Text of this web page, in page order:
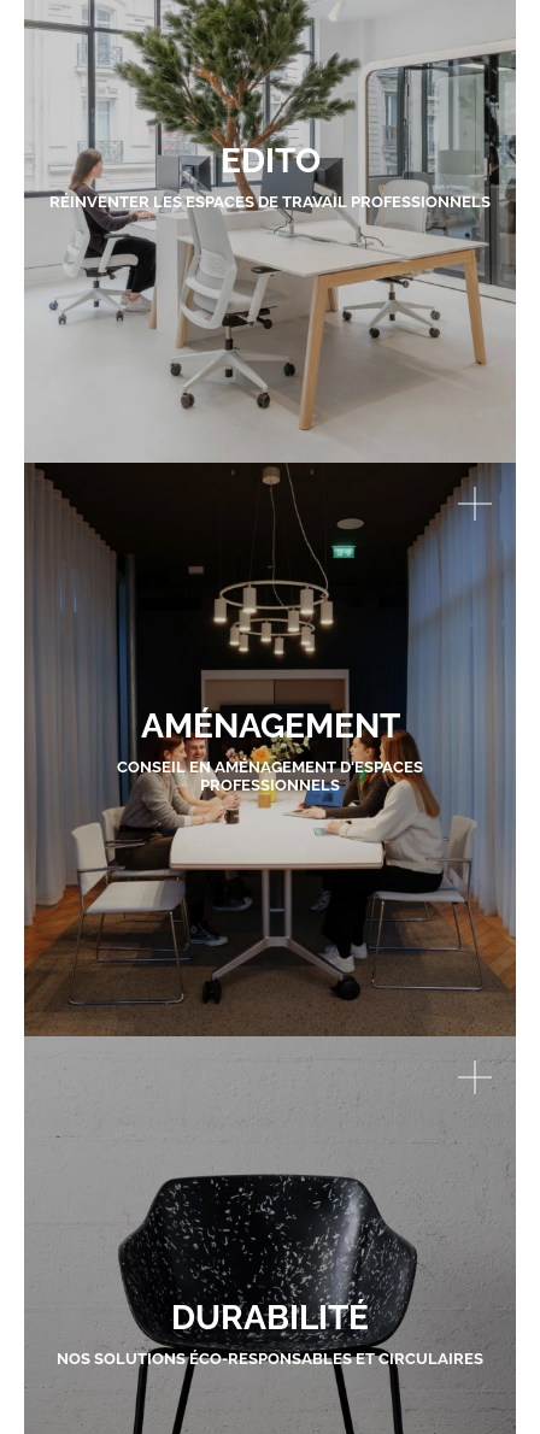
EDITO
RÉINVENTER LES ESPACES DE TRAVAIL PROFESSIONNELS
AMÉNAGEMENT
CONSEIL EN AMÉNAGEMENT D'ESPACES
PROFESSIONNELS
DURABILITÉ
NOS SOLUTIONS ÉCO-RESPONSABLES ET CIRCULAIRES